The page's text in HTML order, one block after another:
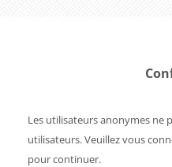
Les utilisateurs anonymes ne
utilisateurs. Veuillez vous
pour continuer.